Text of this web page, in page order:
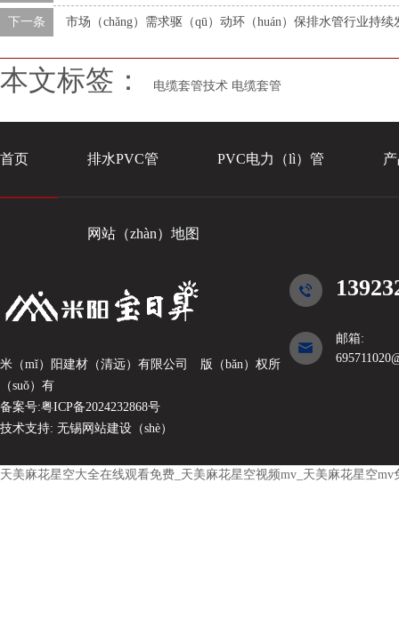
下一条 市场（chǎng）需求驱（qū）动环（huán）保排水管行业持续
本文标签： 电缆套管技术 电缆套管
首页 排水PVC管 PVC电力（lì）管
网站（zhàn）地图
米（mǐ）阳建材（清远）有限公司
版（bǎn）权所
（suǒ）有
备案号:粤ICP备2024232868号
技术支持: 无锡网站建设（shè）
邮箱:
天美麻花星空大全在线观看免费_天美麻花星空视频mv_天美麻花星空